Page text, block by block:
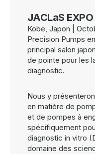
JACLaS
Kobe, Japon |
Precision Pumps
principal salon
de pointe pour les
diagnostic.
Nous y
en matière de
et de pompes à
spécifiquement
diagnostic in vitro
domaine des